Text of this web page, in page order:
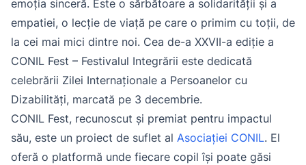
emoția sinceră. Este o sărbătoare a solidarității și a
empatiei, o lecție de viață pe care o primim cu toții, de
la cei mai mici dintre noi. Cea de-a XXVII-a ediție a
CONIL Fest – Festivalul Integrării este dedicată
celebrării Zilei Internaționale a Persoanelor cu
Dizabilități, marcată pe 3 decembrie.
CONIL Fest, recunoscut și premiat pentru impactul
său, este un proiect de suflet al Asociației CONIL. El
oferă o platformă unde fiecare copil își poate găsi